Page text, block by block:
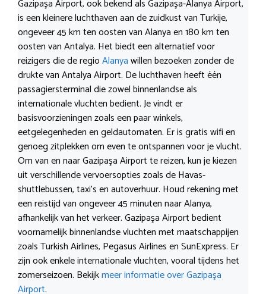
Gazipaşa Airport, ook bekend als Gazipaşa-Alanya Airport,
is een kleinere luchthaven aan de zuidkust van Turkije,
ongeveer 45 km ten oosten van Alanya en 180 km ten
oosten van Antalya. Het biedt een alternatief voor
reizigers die de regioAlanyawillen bezoeken zonder de
drukte van Antalya Airport. De luchthaven heeft één
passagiersterminal die zowel binnenlandse als
internationale vluchten bedient. Je vindt er
basisvoorzieningen zoals een paar winkels,
eetgelegenheden en geldautomaten. Er is gratis wifi en
genoeg zitplekken om even te ontspannen voor je vlucht.
Om van en naar Gazipaşa Airport te reizen, kun je kiezen
uit verschillende vervoersopties zoals de Havas-
shuttlebussen, taxi’s en autoverhuur. Houd rekening met
een reistijd van ongeveer 45 minuten naar Alanya,
afhankelijk van het verkeer. Gazipaşa Airport bedient
voornamelijk binnenlandse vluchten met maatschappijen
zoals Turkish Airlines, Pegasus Airlines en SunExpress. Er
zijn ook enkele internationale vluchten, vooral tijdens het
zomerseizoen. Bekijkmeer informatie over Gazipaşa
Airport.